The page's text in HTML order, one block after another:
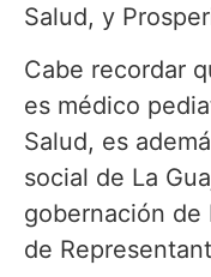
Salud, y
Cabe recordar
es médico
Salud, es
social de La
gobernación de
de